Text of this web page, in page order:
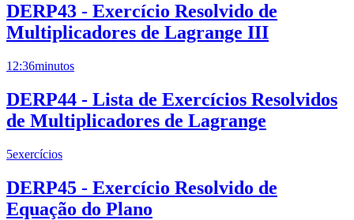
DERP43 - Exercício Resolvido de
Multiplicadores de Lagrange III
12:36minutos
DERP44 - Lista de Exercícios Resolvidos
de Multiplicadores de Lagrange
5exercícios
DERP45 - Exercício Resolvido de
Equação do Plano